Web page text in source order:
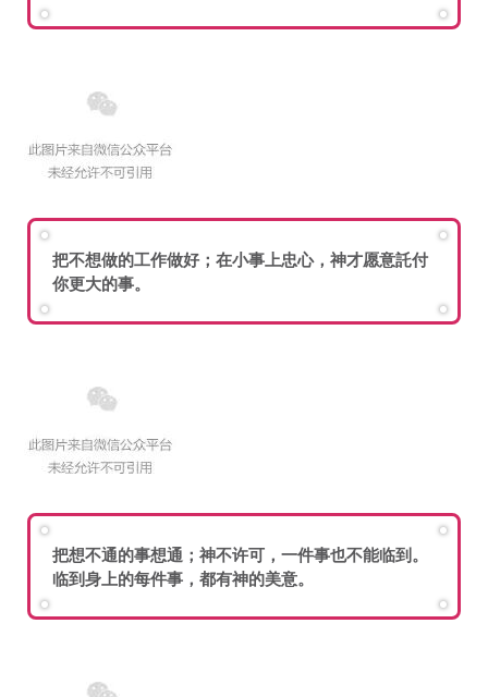
把不想做的工作做好；在小事上忠心，神才愿意託付
你更大的事。
把想不通的事想通；神不许可，一件事也不能临到。
临到身上的每件事，都有神的美意。